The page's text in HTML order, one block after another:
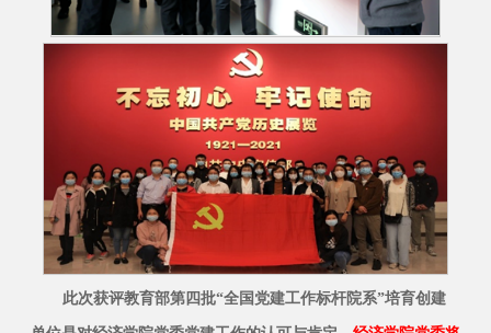
此次获评教育部第四批“全国党建工作标杆院系”培育创建